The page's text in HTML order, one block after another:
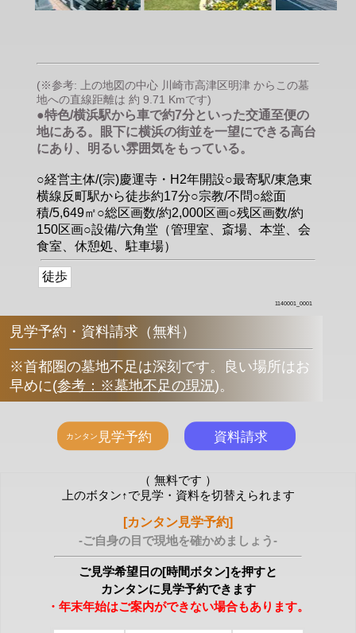
(※参考: 上の地図の中心 川崎市高津区明津 からこの墓
地への直線距離は 約 9.71 Kmです)
●特色/横浜駅から車で約7分といった交通至便の
地にある。眼下に横浜の街並を一望にできる高台
にあり、明るい雰囲気をもっている。
○経営主体/(宗)慶運寺・H2年開設○最寄駅/東急東
横線反町駅から徒歩約17分○宗教/不問○総面
積/5,649㎡○総区画数/約2,000区画○残区画数/約
150区画○設備/六角堂（管理室、斎場、本堂、会
食室、休憩処、駐車場）
徒歩
1140001_0001
見学予約・資料請求（無料）
※首都圏の墓地不足は深刻です。良い場所はお
早めに(参考：※墓地不足の現況)。
（ 無料です ）
上のボタン↑で見学・資料を切替えられます
[カンタン見学予約]
-ご自身の目で現地を確かめましょう-
ご見学希望日の[時間ボタン]を押すと
カンタンに見学予約できます
・年末年始はご案内ができない場合もあります。